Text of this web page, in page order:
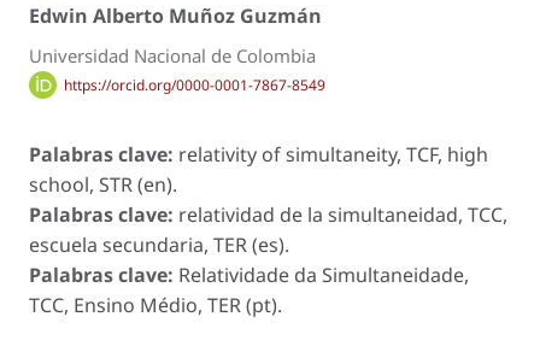
Edwin Alberto Muñoz Guzmán
Universidad Nacional de Colombia
https://orcid.org/0000-0001-7867-8549
Palabras clave: relativity of simultaneity, TCF, high
school, STR (en).
Palabras clave: relatividad de la simultaneidad, TCC,
escuela secundaria, TER (es).
Palabras clave: Relatividade da Simultaneidade,
TCC, Ensino Médio, TER (pt).